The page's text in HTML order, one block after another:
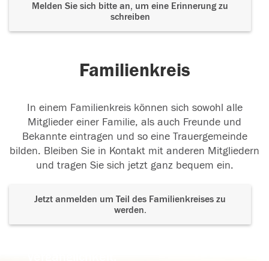
Melden Sie sich bitte an, um eine Erinnerung zu
schreiben
Familienkreis
In einem Familienkreis können sich sowohl alle
Mitglieder einer Familie, als auch Freunde und
Bekannte eintragen und so eine Trauergemeinde
bilden. Bleiben Sie in Kontakt mit anderen Mitgliedern
und tragen Sie sich jetzt ganz bequem ein.
Jetzt anmelden um Teil des Familienkreises zu
werden.